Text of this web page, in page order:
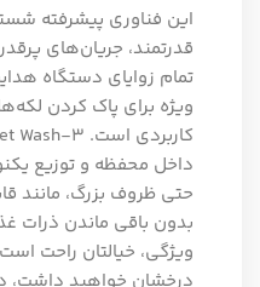
این فناوری پیشرفته
قدرتمند، جریان‌های
تمام زوایای دستگاه
ویژه برای پاک کردن
داخل محفظه و توزیع
حتی ظروف بزرگ، مانند
بدون باقی ماندن ذرات
ویژگی، خیالتان راحت
درخشان خواهید داشت،